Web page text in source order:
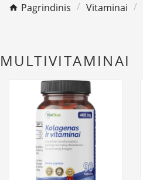
Pagrindinis Vitaminai
MULTIVITAMINAI